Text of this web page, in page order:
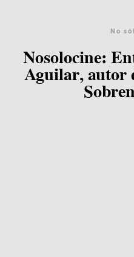
No
Nosolocine:
Aguilar, autor